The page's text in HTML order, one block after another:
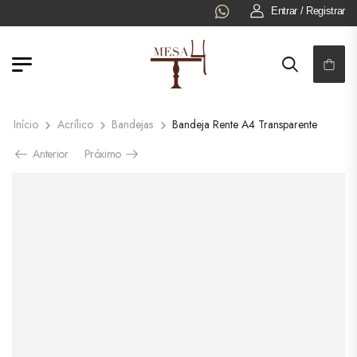
Entrar / Registrar
Início Acrílico Bandejas
Bandeja Rente A4 Transparente
Anterior
Próximo